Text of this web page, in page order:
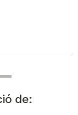
de: